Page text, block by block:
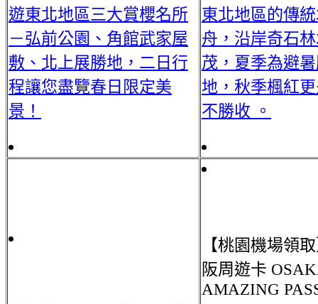
遊東北地區三大賞櫻名所
－弘前公園、角館武家屋
敷、北上展勝地，二日行
程讓您盡覽春日限定美
景！
東北地區的傳
舟，沿岸奇石
茂，夏季為避
地，秋季楓紅
不勝收 。
【桃園機場領
阪周遊卡
AMAZING